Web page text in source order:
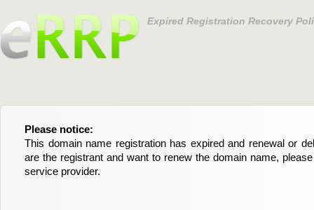
Expired Registration Recovery
Please notice:
This domain name registration has expired and renewal or
are the registrant and want to renew the domain name,
service provider.
Bitte beachten Sie:
Diese Domainregistrierung ist abgelaufen und die
Domain stehen an. Wenn Sie der Registrant sind und
verlängern möchten, kontaktieren Sie bitte Ihren Service-